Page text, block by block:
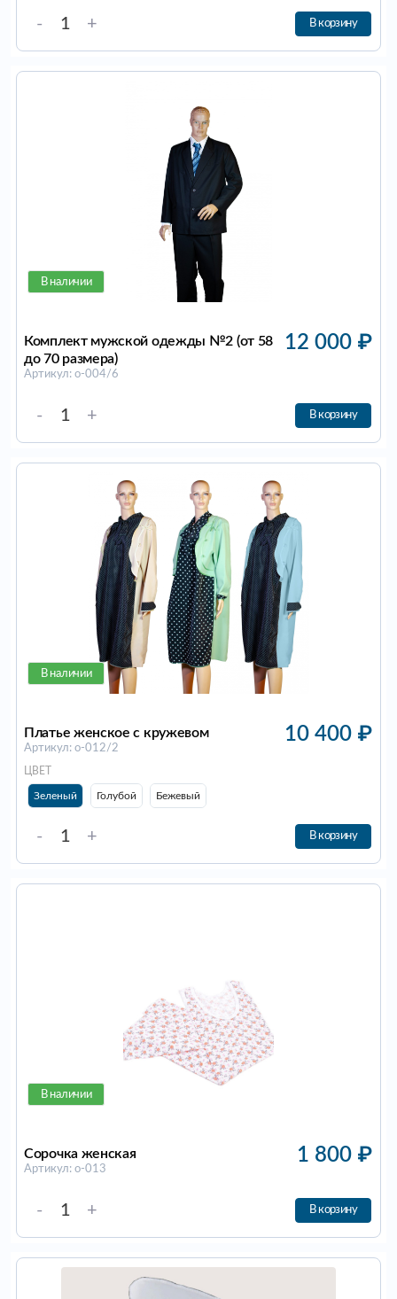
- + В корзину
В наличии
Комплект мужской одежды №2 (от 58
до 70 размера)
Артикул: о-004/6
12 000 ₽
- + В корзину
В наличии
Платье женское с кружевом
Артикул: о-012/2
10 400 ₽
ЦВЕТ
Зеленый Голубой Бежевый
- + В корзину
В наличии
Сорочка женская
Артикул: о-013
1 800 ₽
- + В корзину